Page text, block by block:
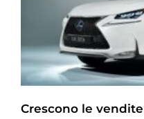
Crescono le